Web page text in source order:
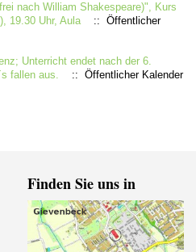
nach William Shakespeare)", Kurs
19.30 Uhr, Aula
:: Öffentlicher
Unterricht endet nach der 6.
fallen aus.
:: Öffentlicher Kalender
Finden Sie uns in